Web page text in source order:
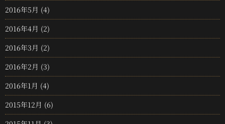
2016年5月 (4)
2016年4月 (2)
2016年3月 (2)
2016年2月 (3)
2016年1月 (4)
2015年12月 (6)